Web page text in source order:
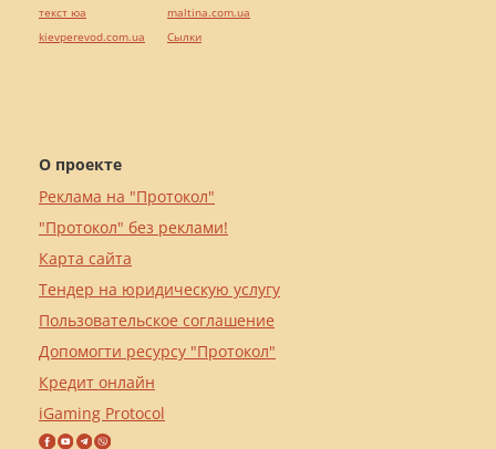
О проекте
Реклама на "Протокол"
"Протокол" без реклами!
Карта сайта
Тендер на юридическую услугу
Пользовательское соглашение
Допомогти ресурсу "Протокол"
Кредит онлайн
iGaming Protocol
текст юа
kievperevod.com.ua
maltina.com.ua
Cылки